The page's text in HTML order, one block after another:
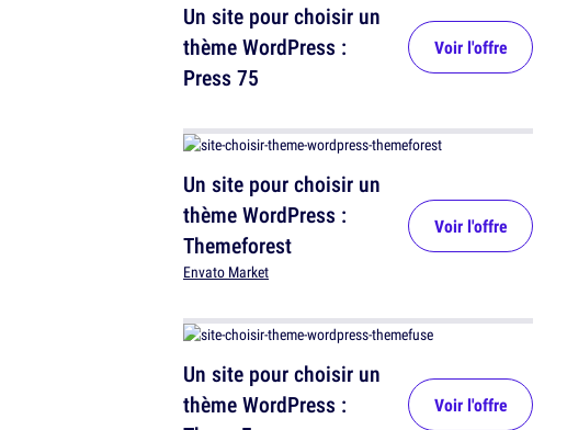
Un site pour choisir un
thème WordPress :
Press 75
Voir l'offre
Un site pour choisir un
thème WordPress :
Themeforest
Envato Market
Voir l'offre
Un site pour choisir un
thème WordPress :
Voir l'offre